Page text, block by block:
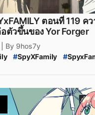
ตอนล่าสุด #
สปาย_x_แฟมิลี่_
งด #SPYxFAMILY_หยุดพัก
ผู้เขียน # สปอยล์
ตอนที่ 119 ค
อตัวขึ้นของ Yor Forger
| By 9hos7y
#SpyXFamily #
#สปาย_x_แฟมิลี่_119
อ่านที่ไหน #